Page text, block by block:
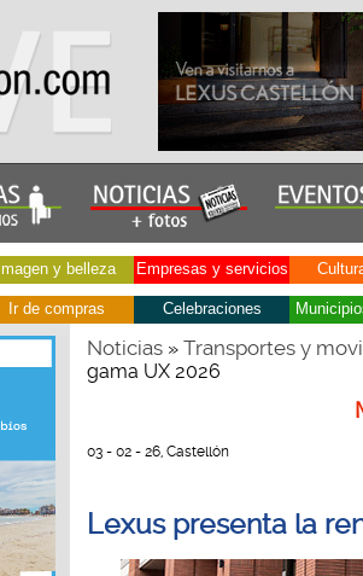
Imagen y belleza Empresas y servicios
Ir de compras Celebraciones
Noticias» Transportes y
gama UX 2026
03 - 02 - 26, Castellón
Lexus presenta la